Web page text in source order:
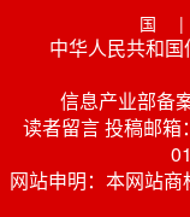
国
|
中华人民共和
信息产业部备
读者留言 投稿邮箱
网站申明：本网站